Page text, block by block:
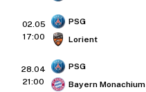
02.05
17:00
PSG
Lorient
28.04
21:00
PSG
Bayern Monachium